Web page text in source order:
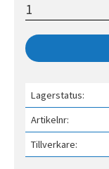
Lagerstatus
Artikelnr
Tillverkare